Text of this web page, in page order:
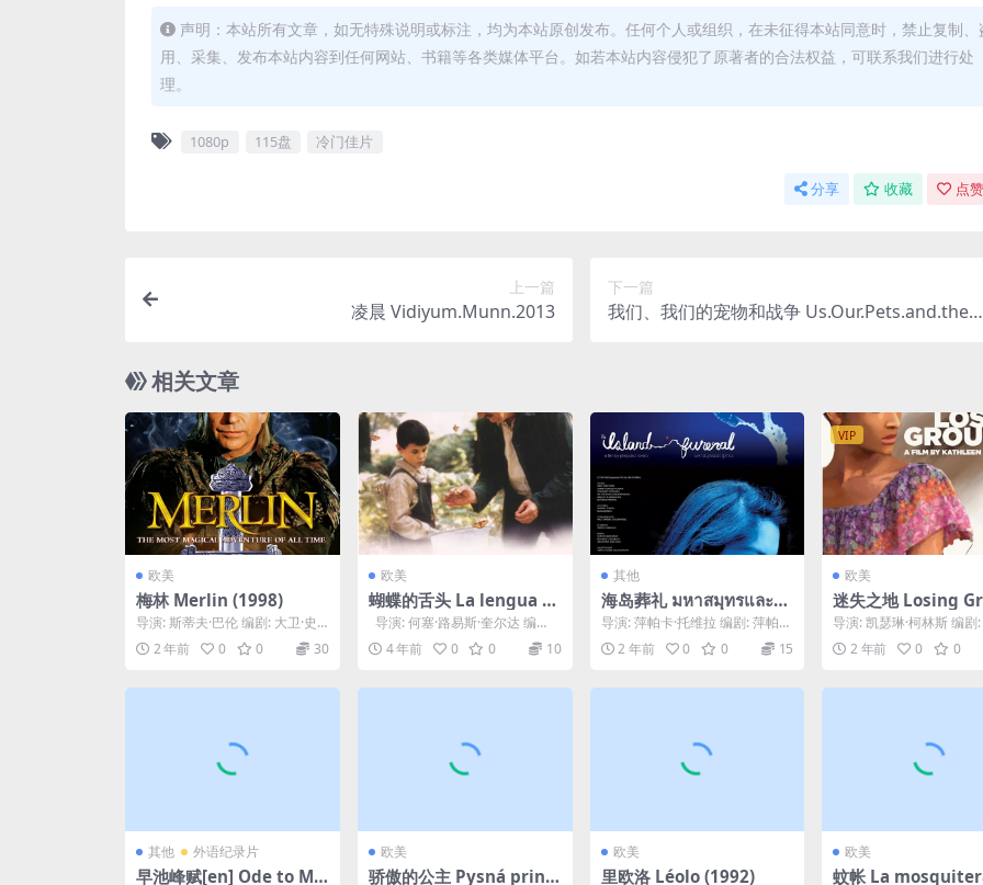
声明：本站所有文章，如无特殊说明或标注，均为本站原创发布。任何个人或组织，在未征得本站同意时，禁止复制、
用、采集、发布本站内容到任何网站、书籍等各类媒体平台。如若本站内容侵犯了原著者的合法权益，可联系我们进行处
理。
1080p 115盘 冷门佳片
分享 收藏 点
上一篇
凌晨 Vidiyum.Munn.2013
下一篇
我们、我们的宠物和战争 Us.Our.Pets.and.the.
相关文章
欧美
梅林 Merlin (1998)
导演: 斯蒂夫·巴伦 编剧: 大卫·史
蒂文斯 / 爱德华·卡赫马拉 / 彼得·
巴...2 年前 0 0 30
欧美
蝴蝶的舌头 La lengua d
e las mariposas (1999)
导演: 何塞·路易斯·奎尔达 编
剧: 拉斐尔·阿斯科纳 / 何塞·...
4 年前 0 0 10
其他
海岛葬礼 มหาสมุทรและสุส
าน (2015)
导演: 萍帕卡·托维拉 编剧: 萍帕卡
·托维拉 / 孔·李迪 主演: Heen ...
2 年前 0 0 15
VIP
欧美
迷失之地 Losing
d (1982)
导演: 凯瑟琳·柯林斯 编剧
·柯林斯 类型: 喜剧 制片
区: ...2 年前 0 0
其他 外语纪录片
早池峰赋[en] Ode to Mt.
欧美
骄傲的公主 Pysná princ
欧美
里欧洛 Léolo (1992)
欧美
蚊帐 La